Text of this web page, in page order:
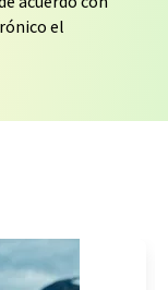
el
Sus
. LUMITOS
de
su
postal a
Berlín